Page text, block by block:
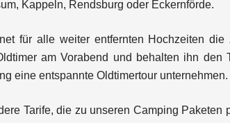
Kappeln, Rendsburg oder Eckernförde.
für alle weiter entfernten Hochzeiten
am Vorabend und behalten ihn
eine entspannte Oldtimertour unternehmen.
Tarife, die zu unseren Camping